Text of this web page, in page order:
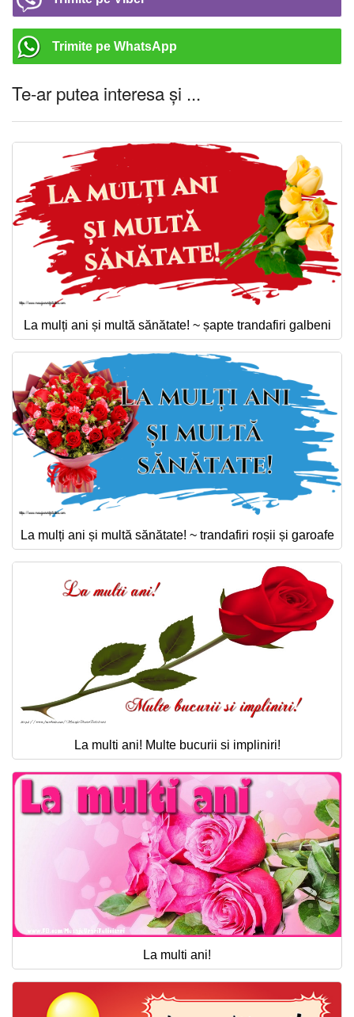
Trimite pe WhatsApp
Te-ar putea interesa și ...
La mulți ani și multă sănătate! ~ șapte trandafiri galbeni
La mulți ani și multă sănătate! ~ trandafiri roșii și garoafe
La multi ani! Multe bucurii si impliniri!
La multi ani!